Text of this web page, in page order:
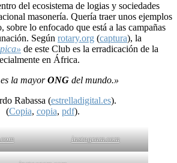
del ecosistema de logias y sociedades
masonería. Quería traer unos ejemplos
sobre lo enfocado que está a las campañas
Según rotary.org (captura), la
de este Club es la erradicación de la
en África.
la mayorONGdel mundo.»
Rabassa (estrelladigital.es).
(Copia, copia, pdf).
instagram.com